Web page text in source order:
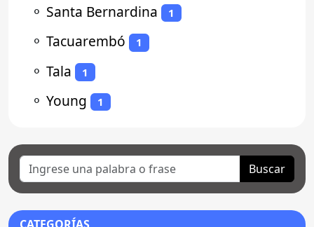
⚬ Santa Bernardina 1
⚬ Tacuarembó 1
⚬ Tala 1
⚬ Young 1
Buscar